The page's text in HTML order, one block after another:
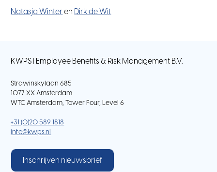
Natasja Winter en Dirk de Wit
KWPS | Employee Benefits & Risk Management B.V.
Strawinskylaan 685
1077 XX Amsterdam
WTC Amsterdam, Tower Four, Level 6
+31 (0)20 589 1818
info@kwps.nl
Inschrijven nieuwsbrief